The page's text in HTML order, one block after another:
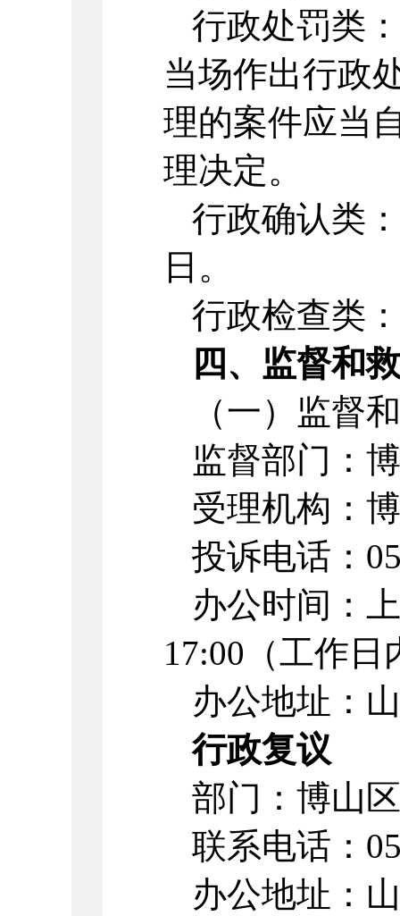
行政处罚类
当场作出行政
理的案件应当
理决定。
行政确认类
日。
行政检查类
四、监督和
（一）监督
监督部门：
受理机构：
投诉电话：
办公时间：
17:00 （工作日
办公地址：
行政复议
部门：博山
联系电话：
办公地址：